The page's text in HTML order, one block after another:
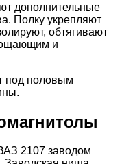
дополнительные
Полку укрепляют
обтягивают
и
под половым
2107 заводом